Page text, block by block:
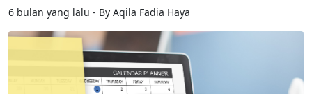
6 bulan yang lalu - By Aqila Fadia Haya